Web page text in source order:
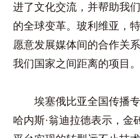
进了文化交流，并帮助我
的全球变革。玻利维亚，
愿意发展媒体间的合作关
我们国家之间距离的项目
埃塞俄比亚全国传播专
哈内斯·翁迪拉德表示，金